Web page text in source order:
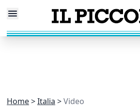
Home Italia Video